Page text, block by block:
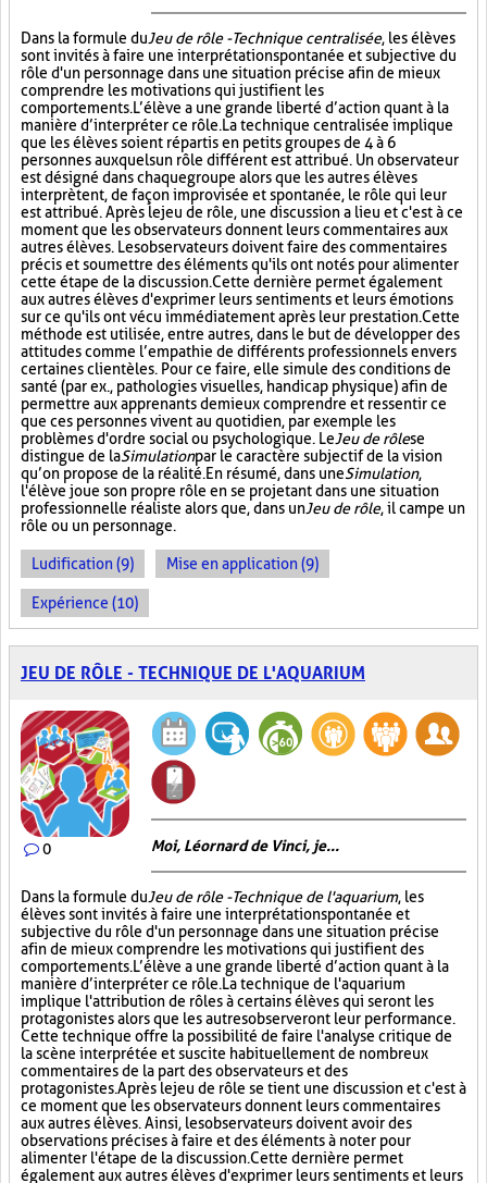
Dans la formule duJeu de rôle - Technique centralisée, les élèves
sont invités à faire une interprétation spontanée et subjective du
rôle d'un personnage dans une situation précise afin de mieux
comprendre les motivations qui justifient les
comportements. L’élève a une grande liberté d’action quant à la
manière d’interpréter ce rôle. La technique centralisée implique
que les élèves soient répartis en petits groupes de 4 à 6
personnes auxquels un rôle différent est attribué. Un observateur
est désigné dans chaque groupe alors que les autres élèves
interprètent, de façon improvisée et spontanée, le rôle qui leur
est attribué. Après le jeu de rôle, une discussion a lieu et c'est à ce
moment que les observateurs donnent leurs commentaires aux
autres élèves. Les observateurs doivent faire des commentaires
précis et soumettre des éléments qu'ils ont notés pour alimenter
cette étape de la discussion. Cette dernière permet également
aux autres élèves d'exprimer leurs sentiments et leurs émotions
sur ce qu'ils ont vécu immédiatement après leur prestation. Cette
méthode est utilisée, entre autres, dans le but de développer des
attitudes comme l’empathie de différents professionnels envers
certaines clientèles. Pour ce faire, elle simule des conditions de
santé (par ex., pathologies visuelles, handicap physique) afin de
permettre aux apprenants de mieux comprendre et ressentir ce
que ces personnes vivent au quotidien, par exemple les
problèmes d'ordre social ou psychologique. LeJeu de rôlese
distingue de laSimulationpar le caractère subjectif de la vision
qu’on propose de la réalité. En résumé, dans uneSimulation,
l'élève joue son propre rôle en se projetant dans une situation
professionnelle réaliste alors que, dans unJeu de rôle, il campe un
rôle ou un personnage.
Ludification (9) Mise en application (9)
Expérience (10)
JEU DE RÔLE - TECHNIQUE DE L'AQUARIUM
0 Moi, Léornard de Vinci, je...
Dans la formule duJeu de rôle - Technique de l'aquarium, les
élèves sont invités à faire une interprétation spontanée et
subjective du rôle d'un personnage dans une situation précise
afin de mieux comprendre les motivations qui justifient des
comportements. L’élève a une grande liberté d’action quant à la
manière d’interpréter ce rôle. La technique de l'aquarium
implique l'attribution de rôles à certains élèves qui seront les
protagonistes alors que les autres observeront leur performance.
Cette technique offre la possibilité de faire l'analyse critique de
la scène interprétée et suscite habituellement de nombreux
commentaires de la part des observateurs et des
protagonistes. Après le jeu de rôle se tient une discussion et c'est à
ce moment que les observateurs donnent leurs commentaires
aux autres élèves. Ainsi, les observateurs doivent avoir des
observations précises à faire et des éléments à noter pour
alimenter l'étape de la discussion. Cette dernière permet
également aux autres élèves d'exprimer leurs sentiments et leurs